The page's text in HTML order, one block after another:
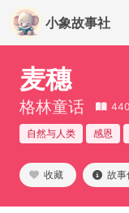
小象故事社
麦穗
格林童话
自然与人类 感恩
收藏 故事